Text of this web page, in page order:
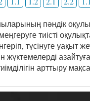
пәндік
тиісті
түсінуге уақыт
жүктемелерді
арттыру